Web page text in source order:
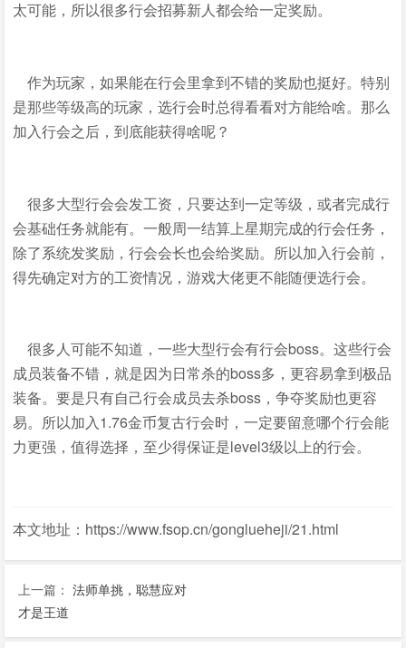
太可能，所以很多行会招募新人都会给一定奖励。
作为玩家，如果能在行会里拿到不错的奖励也挺好。特别
是那些等级高的玩家，选行会时总得看看对方能给啥。那么
加入行会之后，到底能获得啥呢？
很多大型行会会发工资，只要达到一定等级，或者完成行
会基础任务就能有。一般周一结算上星期完成的行会任务，
除了系统发奖励，行会会长也会给奖励。所以加入行会前，
得先确定对方的工资情况，游戏大佬更不能随便选行会。
很多人可能不知道，一些大型行会有行会boss。这些行会
成员装备不错，就是因为日常杀的boss多，更容易拿到极品
装备。要是只有自己行会成员去杀boss，争夺奖励也更容
易。所以加入1.76金币复古行会时，一定要留意哪个行会能
力更强，值得选择，至少得保证是level3级以上的行会。
本文地址：https://www.fsop.cn/gonglueheji/21.html
上一篇： 法师单挑，聪慧应对
才是王道